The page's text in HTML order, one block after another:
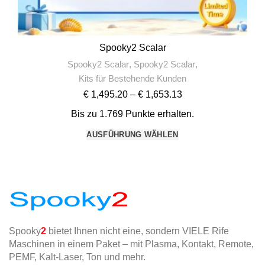
Spooky2 Scalar
Spooky2 Scalar, Spooky2 Scalar,
Kits für Bestehende Kunden
€1,495.20 – €1,653.13
Bis zu 1.769 Punkte erhalten.
AUSFÜHRUNG WÄHLEN
Spooky2 bietet Ihnen nicht eine, sondern VIELE Rife
Maschinen in einem Paket – mit Plasma, Kontakt, Remote,
PEMF, Kalt-Laser, Ton und mehr.